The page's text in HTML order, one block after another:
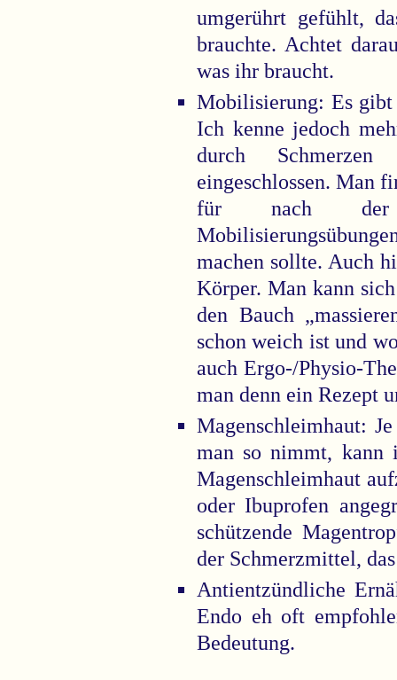
umgerührt gefühlt,
brauchte. Achtet
was ihr braucht.
Mobilisierung: Es gibt
Ich kenne jedoch
durch
eingeschlossen. Man
für nach der
machen sollte. Auch
Körper. Man kann
den Bauch
schon weich ist und
auch Ergo-/Physio-
man denn ein Rezept
Magenschleimhaut:
man so nimmt, kann
Magenschleimhaut
oder Ibuprofen
schützende
der Schmerzmittel,
Antientzündliche
Endo eh oft
Bedeutung.